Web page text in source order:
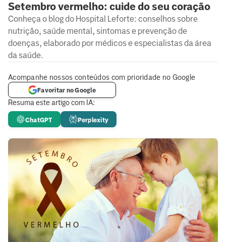
Setembro vermelho: cuide do seu coração
Conheça o blog do Hospital Leforte: conselhos sobre
nutrição, saúde mental, sintomas e prevenção de
doenças, elaborado por médicos e especialistas da área
da saúde.
Resuma este artigo com IA:
ChatGPT Perplexity
Acompanhe nossos conteúdos com prioridade no Google
Favoritar no Google